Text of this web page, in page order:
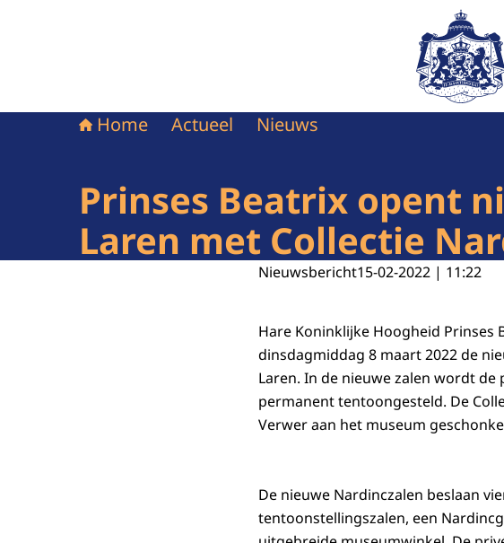
Naar de
Home Actueel Nieuws
Prinses Beatrix opent
Laren met Collectie
Nieuwsbericht15-02-2022 | 11:22
Hare Koninklijke Hoogheid Prinses
dinsdagmiddag 8 maart 2022 de
Laren. In de nieuwe zalen wordt
permanent tentoongesteld. De
Verwer aan het museum
De nieuwe Nardinczalen beslaan
tentoonstellingszalen, een